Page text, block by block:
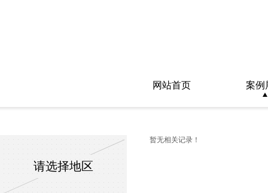
请选择地区
暂无相关记录！
网站首页 案例